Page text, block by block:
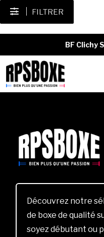
FILTRER
BF Clichy
Découvrez notre
de boxe de qualité
soyez débutant ou